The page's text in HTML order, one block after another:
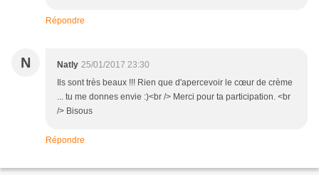
Répondre
N Natly 25/01/2017 23:30
Ils sont très beaux !!! Rien que d'apercevoir le cœur de crème
... tu me donnes envie :)<br /> Merci pour ta participation. <br
/> Bisous
Répondre